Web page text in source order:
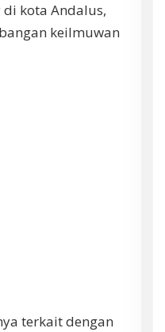
kota Andalus,
keilmuwan
terkait dengan